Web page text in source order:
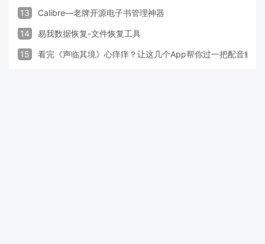
13 Calibre—老牌开源电子书管理神器
14 易我数据恢复-文件恢复工具
15 看完《声临其境》心痒痒？让这几个App帮你过一把配音瘾